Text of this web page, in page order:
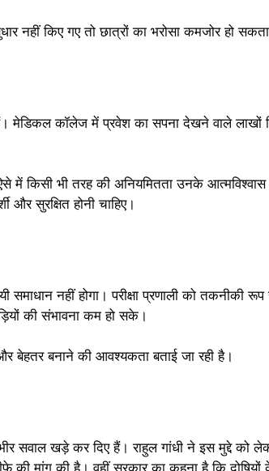
नहीं किए गए तो छात्रों का भरोसा कमजोर हो
मेडिकल कॉलेज में प्रवेश का सपना देखने वाले लाखों
किसी भी तरह की अनियमितता उनके आत्मविश्वास
और सुरक्षित होनी चाहिए।
समाधान नहीं होगा। परीक्षा प्रणाली को तकनीकी
की संभावना कम हो सके।
बेहतर बनाने की आवश्यकता बताई जा रही है।
सवाल खड़े कर दिए हैं। राहुल गांधी ने इस मुद्दे को
की मांग की है। वहीं सरकार का कहना है कि दोषियों